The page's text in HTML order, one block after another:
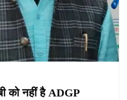
को नहीं है ADGP